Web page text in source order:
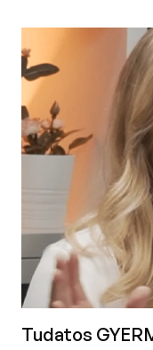
Tudatos